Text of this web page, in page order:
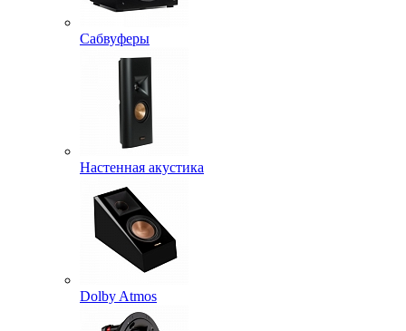
Сабвуферы
Настенная акустика
Dolby Atmos